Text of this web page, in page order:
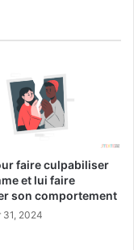
faire culpabiliser
et lui faire
son comportement
31, 2024